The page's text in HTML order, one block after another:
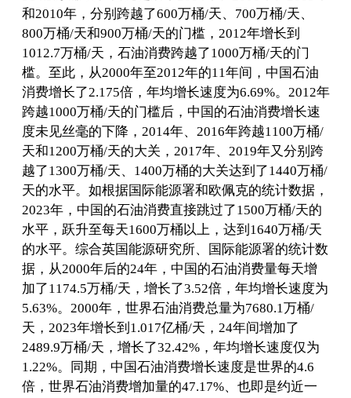
和2010年，分别跨越了600万桶/天、700万桶/天、
800万桶/天和900万桶/天的门槛，2012年增长到
1012.7万桶/天，石油消费跨越了1000万桶/天的门
槛。至此，从2000年至2012年的11年间，中国石油
消费增长了2.175倍，年均增长速度为6.69%。2012年
跨越1000万桶/天的门槛后，中国的石油消费增长速
度未见丝毫的下降，2014年、2016年跨越1100万桶/
天和1200万桶/天的大关，2017年、2019年又分别跨
越了1300万桶/天、1400万桶的大关达到了1440万桶/
天的水平。如根据国际能源署和欧佩克的统计数据，
2023年，中国的石油消费直接跳过了1500万桶/天的
水平，跃升至每天1600万桶以上，达到1640万桶/天
的水平。综合英国能源研究所、国际能源署的统计数
据，从2000年后的24年，中国的石油消费量每天增
加了1174.5万桶/天，增长了3.52倍，年均增长速度为
5.63%。2000年，世界石油消费总量为7680.1万桶/
天，2023年增长到1.017亿桶/天，24年间增加了
2489.9万桶/天，增长了32.42%，年均增长速度仅为
1.22%。同期，中国石油消费增长速度是世界的4.6
倍，世界石油消费增加量的47.17%、也即是约近一